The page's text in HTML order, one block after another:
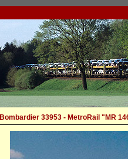
Bombardier 33953 - MetroRail "MR